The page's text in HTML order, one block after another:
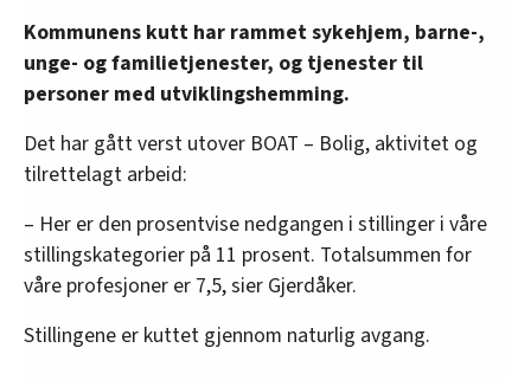
Kommunens kutt har rammet sykehjem, barne-,
unge- og familietjenester, og tjenester til
personer med utviklingshemming.
Det har gått verst utover BOAT – Bolig, aktivitet og
tilrettelagt arbeid:
– Her er den prosentvise nedgangen i stillinger i våre
stillingskategorier på 11 prosent. Totalsummen for
våre profesjoner er 7,5, sier Gjerdåker.
Stillingene er kuttet gjennom naturlig avgang.